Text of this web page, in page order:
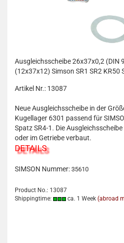
Ausgleichsscheibe 26x37x0,2 (DIN
(12x37x12) Simson SR1 SR2 KR50
Artikel Nr.: 13087
Neue Ausgleichsscheibe in der
Kugellager 6301 passend für
Spatz SR4-1. Die
oder im Getriebe verbaut.
DETAILS
SIMSON Nummer: 35610
Product No.: 13087
Shippingtime:
ca. 1 Week (abroad